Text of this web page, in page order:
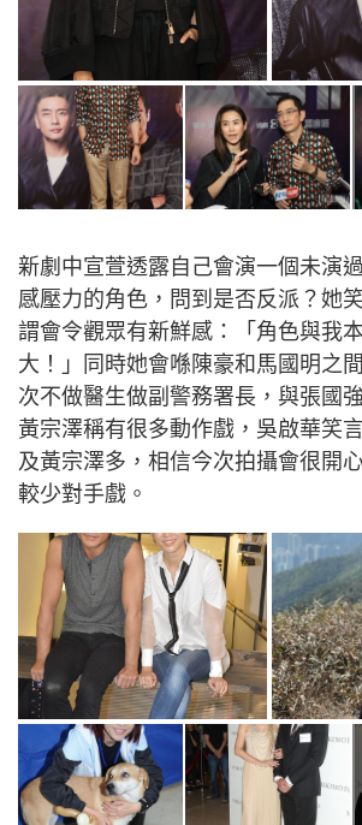
新劇中宣萱透露自己會演一個未演
感壓力的角色，問到是否反派？她
謂會令觀眾有新鮮感：「角色與我
大！」同時她會喺陳豪和馬國明之
次不做醫生做副警務署長，與張國
黃宗澤稱有很多動作戲，吳啟華笑
及黃宗澤多，相信今次拍攝會很開
較少對手戲。